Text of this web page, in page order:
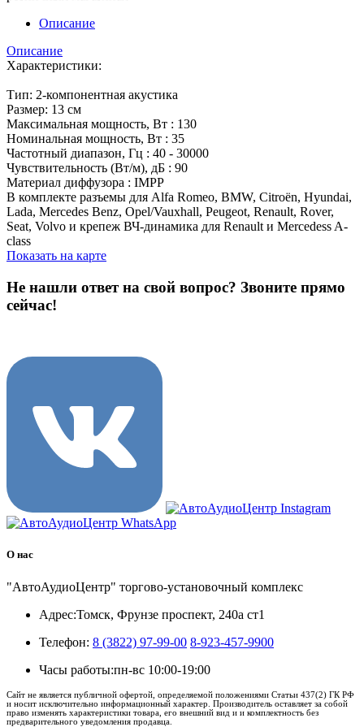
Описание
Описание
Характеристики:
Тип: 2-компонентная акустика
Размер: 13 см
Максимальная мощность, Вт : 130
Номинальная мощность, Вт : 35
Частотный диапазон, Гц : 40 - 30000
Чувствительность (Вт/м), дБ : 90
Материал диффузора : IMPP
В комплекте разъемы для Alfa Romeo, BMW, Citroën, Hyundai,
Lada, Mercedes Benz, Opel/Vauxhall, Peugeot, Renault, Rover,
Seat, Volvo и крепеж ВЧ-динамика для Renault и Mercedess A-
class
Показать на карте
Не нашли ответ на свой вопрос? Звоните прямо
сейчас!
О нас
"АвтоАудиоЦентр" торгово-установочный комплекс
Адрес:Томск, Фрунзе проспект, 240а ст1
Телефон: 8 (3822) 97-99-00 8-923-457-9900
Часы работы:пн-вс 10:00-19:00
Сайт не является публичной офертой, определяемой положениями Статьи 437(2) ГК РФ
и носит исключительно информационный характер. Производитель оставляет за собой
право изменять характеристики товара, его внешний вид и и комплектность без
предварительного уведомления продавца.